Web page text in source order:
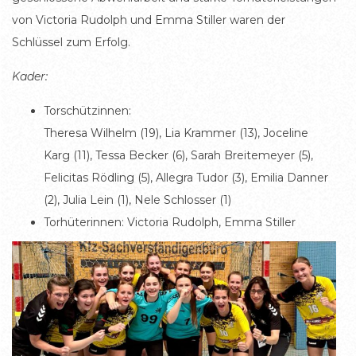
von Victoria Rudolph und Emma Stiller waren der
Schlüssel zum Erfolg.
Kader:
Torschützinnen:
Theresa Wilhelm (19), Lia Krammer (13), Joceline
Karg (11), Tessa Becker (6), Sarah Breitemeyer (5),
Felicitas Rödling (5), Allegra Tudor (3), Emilia Danner
(2), Julia Lein (1), Nele Schlosser (1)
Torhüterinnen: Victoria Rudolph, Emma Stiller